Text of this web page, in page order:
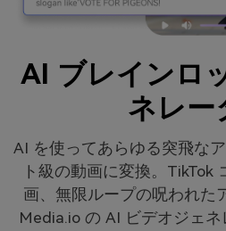
AI ブレインロ
ネレー
AI を使ってあらゆる突飛な
ト級の動画に変換。TikTok
画、無限ループの呪われた
Media.io の AI ビデオジェ